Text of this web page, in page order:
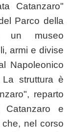
Catanzaro"
Parco della
un museo
armi e divise
Napoleonico
struttura è
reparto
Catanzaro e
nel corso